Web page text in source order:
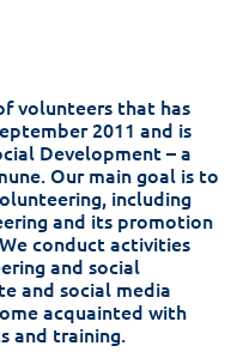
volunteers that has
2011 and is
Development – a
Our main goal is to
including
and its promotion
conduct activities
and social
and social media
acquainted with
and training.